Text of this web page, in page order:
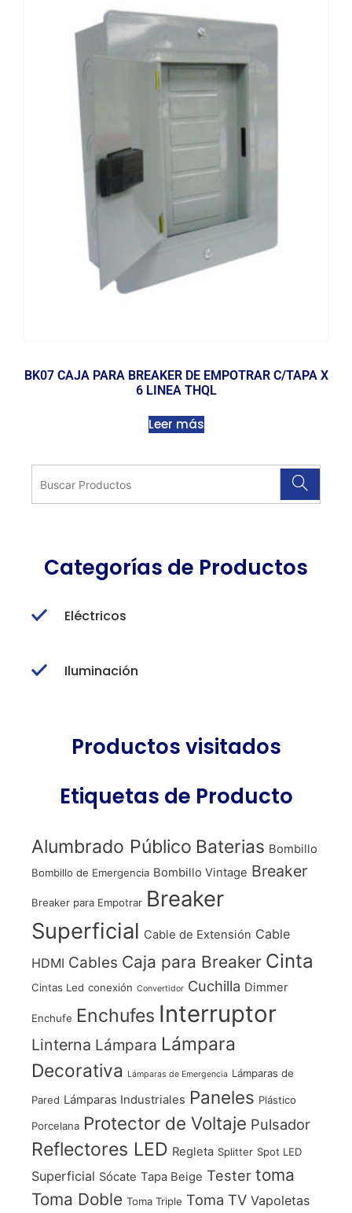
BK07 CAJA PARA BREAKER DE EMPOTRAR C/TAPA X
6 LINEA THQL
Leer más
Categorías de Productos
Eléctricos
Iluminación
Productos visitados
Etiquetas de Producto
Alumbrado Público Baterias Bombillo
Bombillo de Emergencia Bombillo Vintage Breaker
Breaker para Empotrar Breaker
Superficial Cable de Extensión Cable
HDMI Cables Caja para Breaker Cinta
Cintas Led conexión Convertidor Cuchilla Dimmer
Enchufe Enchufes Interruptor
Linterna Lámpara Lámpara
Decorativa
Lámparas de Emergencia Lámparas de
Pared Lámparas Industriales Paneles Plástico
Porcelana Protector de Voltaje Pulsador
Reflectores LED Regleta Splitter Spot LED
Superficial Sócate Tapa Beige Tester toma
Toma Doble Toma Triple Toma TV Vapoletas